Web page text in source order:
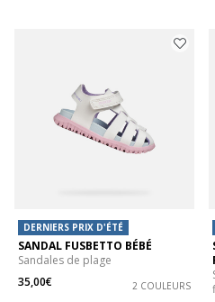
DERNIERS PRIX D'ÉTÉ
SANDAL FUSBETTO BÉBÉ
Sandales de plage
35,00€
2 COULEURS